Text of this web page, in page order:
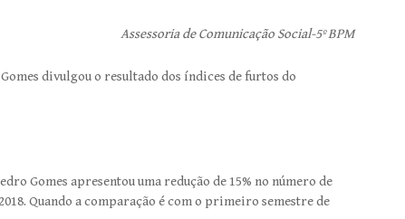
Assessoria de Comunicação Social-5º BPM
divulgou o resultado dos índices de furtos do
Gomes apresentou uma redução de 15% no número de
Quando a comparação é com o primeiro semestre de